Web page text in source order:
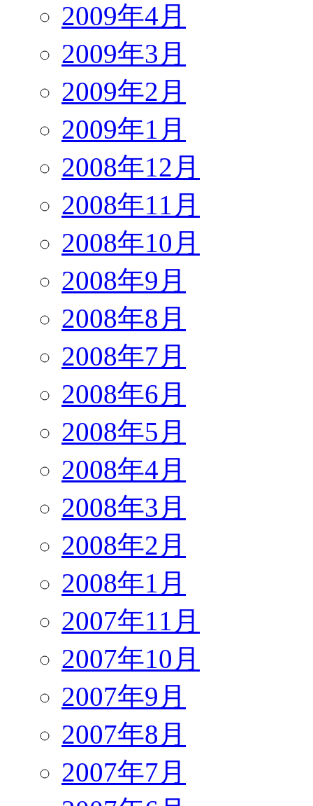
2009年4月
2009年3月
2009年2月
2009年1月
2008年12月
2008年11月
2008年10月
2008年9月
2008年8月
2008年7月
2008年6月
2008年5月
2008年4月
2008年3月
2008年2月
2008年1月
2007年11月
2007年10月
2007年9月
2007年8月
2007年7月